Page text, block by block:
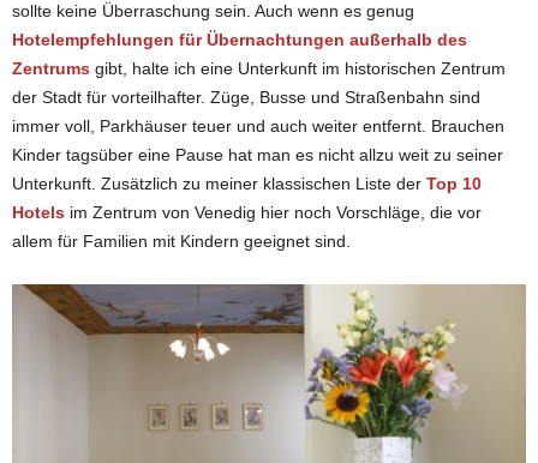
sollte keine Überraschung sein. Auch wenn es genug
Hotelempfehlungen für Übernachtungen außerhalb des
Zentrums gibt, halte ich eine Unterkunft im historischen Zentrum
der Stadt für vorteilhafter. Züge, Busse und Straßenbahn sind
immer voll, Parkhäuser teuer und auch weiter entfernt. Brauchen
Kinder tagsüber eine Pause hat man es nicht allzu weit zu seiner
Unterkunft. Zusätzlich zu meiner klassischen Liste der Top 10
Hotels im Zentrum von Venedig hier noch Vorschläge, die vor
allem für Familien mit Kindern geeignet sind.